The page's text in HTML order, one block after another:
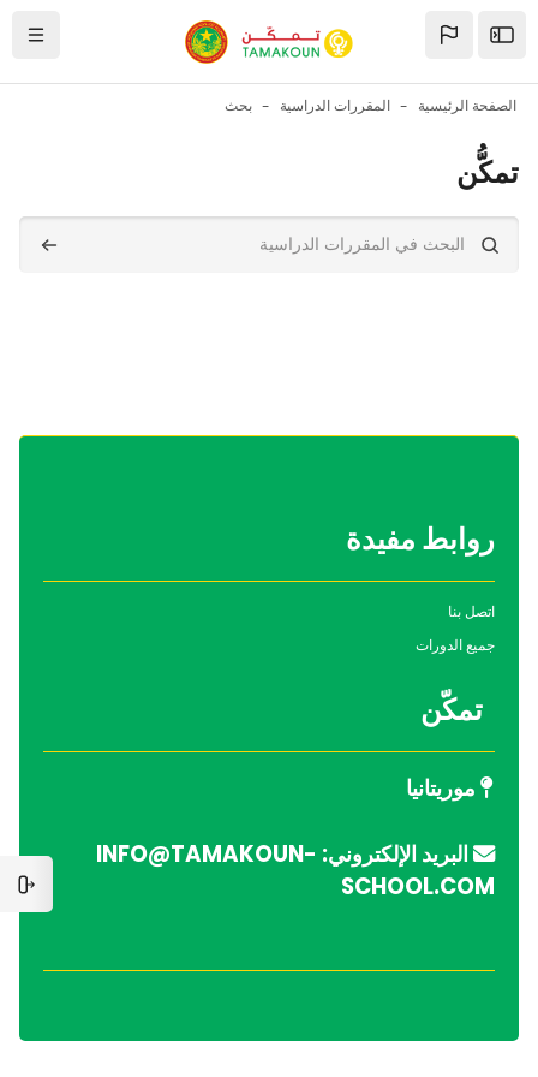
Ouvrir la barre latérale
فتح
الصفحة الرئيسية المقررات الدراسية بحث
تمكُّن
البحث في المقررات الدراسية
البحث في المقررات الدراسية
روابط مفيدة
اتصل بنا
جميع الدورات
تمكّن
موريتانيا
البريد الإلكتروني: INFO@TAMAKOUN-
SCHOOL.COM